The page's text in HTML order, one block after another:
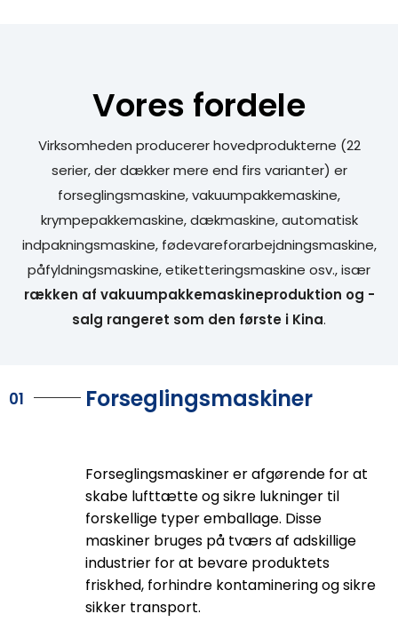
Vores fordele
Virksomheden producerer hovedprodukterne (22
serier, der dækker mere end firs varianter) er
forseglingsmaskine, vakuumpakkemaskine,
krympepakkemaskine, dækmaskine, automatisk
indpakningsmaskine, fødevareforarbejdningsmaskine,
påfyldningsmaskine, etiketteringsmaskine osv., især
rækken af ​​vakuumpakkemaskineproduktion og -
salg rangeret som den første i Kina.
01 Forseglingsmaskiner
Forseglingsmaskiner er afgørende for at
skabe lufttætte og sikre lukninger til
forskellige typer emballage. Disse
maskiner bruges på tværs af adskillige
industrier for at bevare produktets
friskhed, forhindre kontaminering og sikre
sikker transport.